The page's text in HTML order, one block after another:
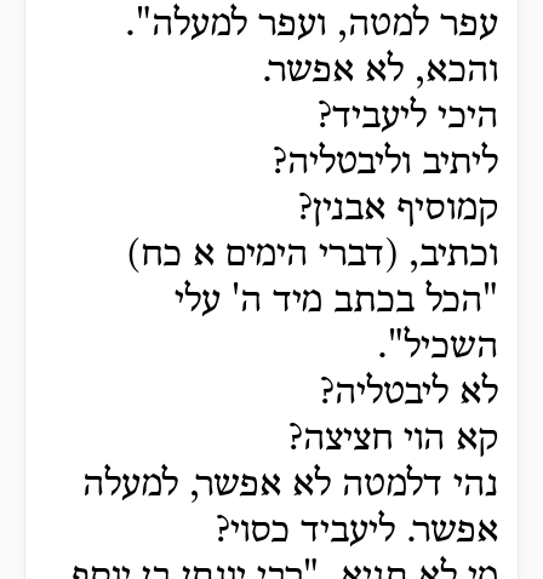
עפר למטה, ועפר למעלה".
והכא, לא אפשר.
היכי ליעביד?
ליתיב וליבטליה?
קמוסיף אבנין?
וכתיב, (דברי הימים א כח)
"הכל בכתב מיד ה' עלי
השכיל".
לא ליבטליה?
קא הוי חציצה?
נהי דלמטה לא אפשר, למעלה
אפשר. ליעביד כסוי?